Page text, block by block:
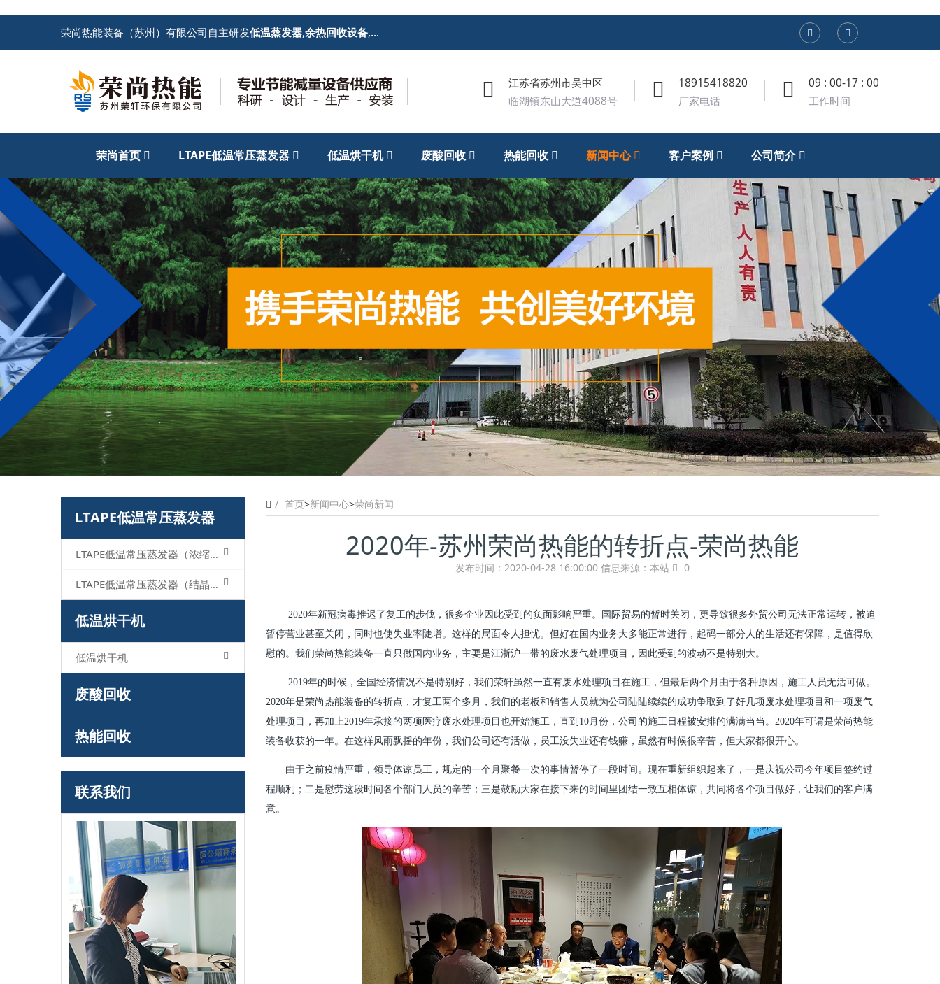
荣尚热能装备（苏州）有限公司自主研发低温蒸发器,余热回收设备,废酸回收处理设备
江苏省苏州市吴中区
临湖镇东山大道4088号
18915418820
厂家电话
09 : 00-17 : 00
工作时间
荣尚首页 LTAPE低温常压蒸发器 低温烘干机 废酸回收 热能回收 新闻中心 客户案例 公司简介
首页>新闻中心>荣尚新闻
2020年-苏州荣尚热能的转折点-荣尚热能
发布时间：2020-04-28 16:00:00 信息来源：本站 0
2020年新冠病毒推迟了复工的步伐，很多企业因此受到的负面影响严重。国际贸易的暂时关闭，更导致很多外贸公司无法正常运转，被迫
暂停营业甚至关闭，同时也使失业率陡增。这样的局面令人担忧。但好在国内业务大多能正常进行，起码一部分人的生活还有保障，是值得欣
慰的。我们荣尚热能装备一直只做国内业务，主要是江浙沪一带的废水废气处理项目，因此受到的波动不是特别大。
2019年的时候，全国经济情况不是特别好，我们荣轩虽然一直有废水处理项目在施工，但最后两个月由于各种原因，施工人员无活可做。
2020年是荣尚热能装备的转折点，才复工两个多月，我们的老板和销售人员就为公司陆陆续续的成功争取到了好几项废水处理项目和一项废气
处理项目，再加上2019年承接的两项医疗废水处理项目也开始施工，直到10月份，公司的施工日程被安排的满满当当。2020年可谓是荣尚热能
装备收获的一年。在这样风雨飘摇的年份，我们公司还有活做，员工没失业还有钱赚，虽然有时候很辛苦，但大家都很开心。
由于之前疫情严重，领导体谅员工，规定的一个月聚餐一次的事情暂停了一段时间。现在重新组织起来了，一是庆祝公司今年项目签约过
程顺利；二是慰劳这段时间各个部门人员的辛苦；三是鼓励大家在接下来的时间里团结一致互相体谅，共同将各个项目做好，让我们的客户满
意。
LTAPE低温常压蒸发器
LTAPE低温常压蒸发器（浓缩型）
LTAPE低温常压蒸发器（结晶型）
低温烘干机
低温烘干机
废酸回收
热能回收
联系我们